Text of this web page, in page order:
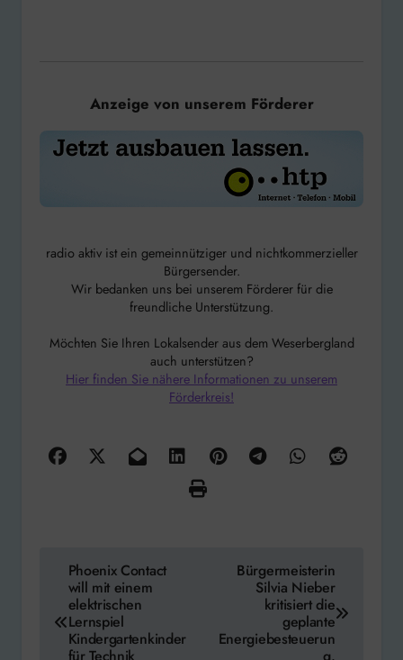
Anzeige von unserem Förderer
radio aktiv ist ein gemeinnütziger und nichtkommerzieller
Bürgersender.
Wir bedanken uns bei unserem Förderer für die
freundliche Unterstützung.
Möchten Sie Ihren Lokalsender aus dem Weserbergland
auch unterstützen?
Hier finden Sie nähere Informationen zu unserem
Förderkreis!
Beitragsnavigation
Phoenix Contact
will mit einem
elektrischen
Lernspiel
Kindergartenkinder
Bürgermeisterin
Silvia Nieber
kritisiert die
geplante
Energiebesteuerun